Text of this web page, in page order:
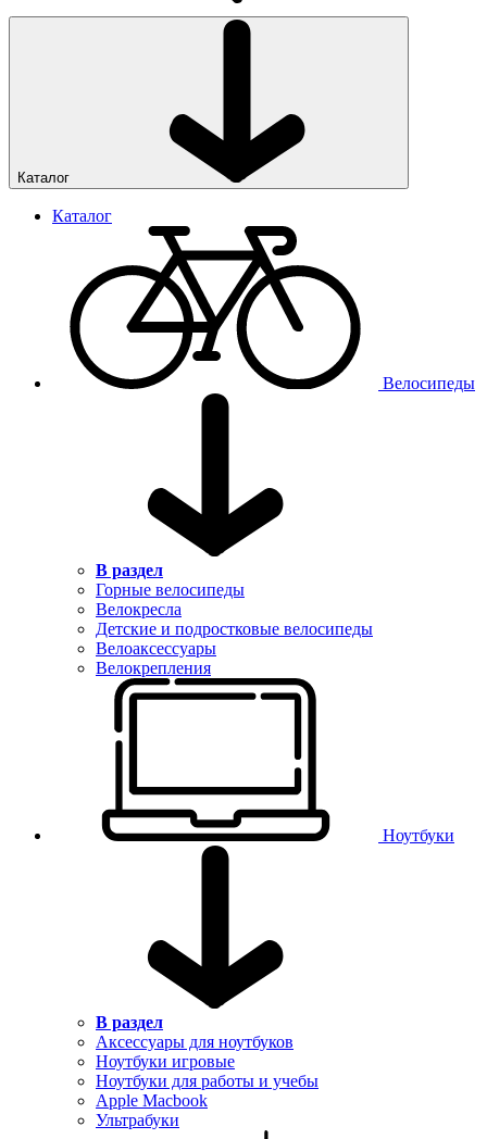
Каталог
Каталог
Велосипеды
В раздел
Горные велосипеды
Велокресла
Детские и подростковые велосипеды
Велоаксессуары
Велокрепления
Ноутбуки
В раздел
Аксессуары для ноутбуков
Ноутбуки игровые
Ноутбуки для работы и учебы
Apple Macbook
Ультрабуки